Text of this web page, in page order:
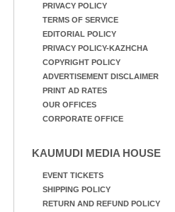
PRIVACY POLICY
TERMS OF SERVICE
EDITORIAL POLICY
PRIVACY POLICY-KAZHCHA
COPYRIGHT POLICY
ADVERTISEMENT DISCLAIMER
PRINT AD RATES
OUR OFFICES
CORPORATE OFFICE
KAUMUDI MEDIA HOUSE
EVENT TICKETS
SHIPPING POLICY
RETURN AND REFUND POLICY